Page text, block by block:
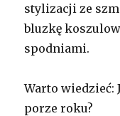
stylizacji ze
bluzkę
spodniami.
Warto wiedzieć:
porze roku?